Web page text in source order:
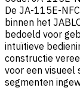
De JA-115E-
binnen het
bedoeld voor
intuïtieve
constructie
voor een
segmenten